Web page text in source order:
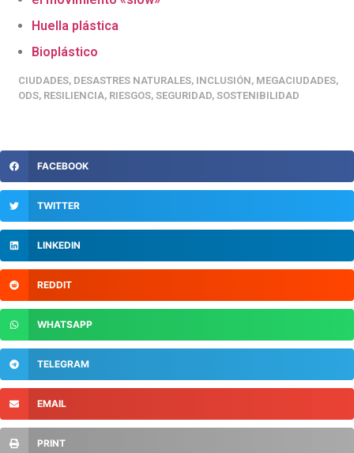
Huella plástica
Bioplástico
CIUDADES, DESASTRES NATURALES, INCLUSIÓN, MEGACIUDADES,
ODS, RESILIENCIA, RIESGOS, SEGURIDAD, SOSTENIBILIDAD
FACEBOOK
TWITTER
LINKEDIN
REDDIT
WHATSAPP
TELEGRAM
EMAIL
PRINT